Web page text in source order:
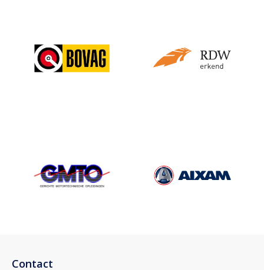
Contact